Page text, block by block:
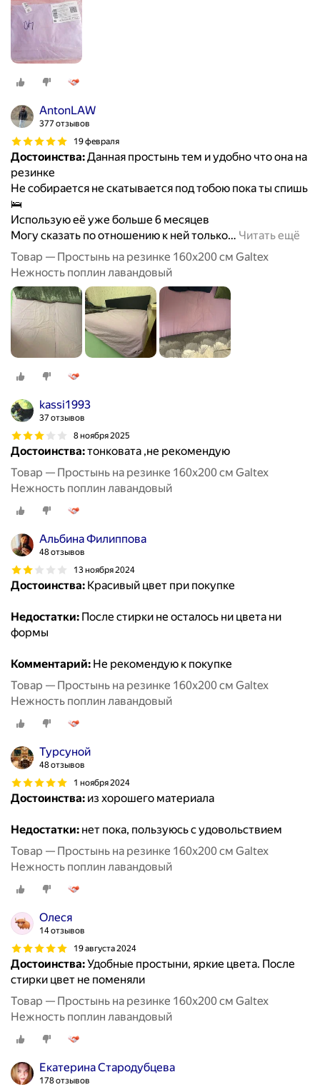
AntonLAW
377 отзывов
19 февраля
Достоинства:Данная простынь тем и удобно что она на
резинке
Не собирается не скатывается под тобою пока ты спишь
🛌
Использую её уже больше 6 месяцев
Могу сказать по отношению к ней только… Читать ещё
Товар — Простынь на резинке 160х200 см Galtex
Нежность поплин лавандовый
kassi1993
37 отзывов
8 ноября 2025
Достоинства:тонковата ,не рекомендую
Товар — Простынь на резинке 160х200 см Galtex
Нежность поплин лавандовый
Альбина Филиппова
48 отзывов
13 ноября 2024
Достоинства: Красивый цвет при покупке
Недостатки: После стирки не осталось ни цвета ни
формы
Комментарий: Не рекомендую к покупке
Товар — Простынь на резинке 160х200 см Galtex
Нежность поплин лавандовый
Турсуной
48 отзывов
1 ноября 2024
Достоинства: из хорошего материала
Недостатки: нет пока, пользуюсь с удовольствием
Товар — Простынь на резинке 160х200 см Galtex
Нежность поплин лавандовый
Олеся
14 отзывов
19 августа 2024
Достоинства:Удобные простыни, яркие цвета. После
стирки цвет не поменяли
Товар — Простынь на резинке 160х200 см Galtex
Нежность поплин лавандовый
Екатерина Стародубцева
178 отзывов